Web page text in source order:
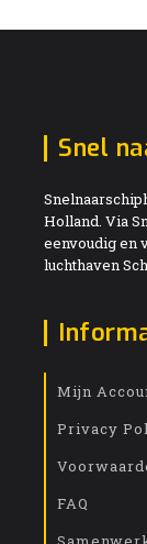
Snel
Holland. Via
eenvoudig en
luchthaven
Mijn
Privacy
FAQ